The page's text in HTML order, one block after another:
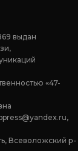
выдан
«47-
Всеволожский р-